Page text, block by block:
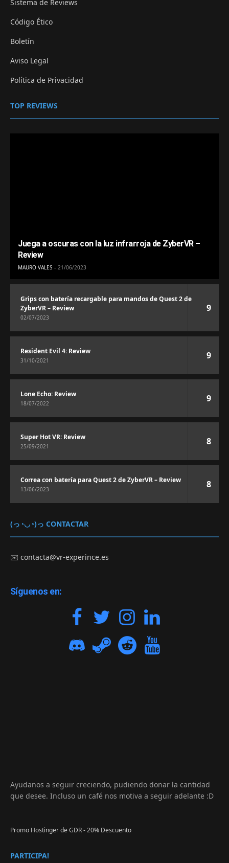
Sistema de Reviews
Código Ético
Boletín
Aviso Legal
Política de Privacidad
TOP REVIEWS
Juega a oscuras con la luz infrarroja de ZyberVR –
Review
MAURO VALES 21/06/2023
Grips con batería recargable para mandos de Quest 2 de
ZyberVR – Review
02/07/2023
9
Resident Evil 4: Review
31/10/2021 9
Lone Echo: Review
18/07/2022 9
Super Hot VR: Review
25/09/2021 8
Correa con batería para Quest 2 de ZyberVR – Review
13/06/2023 8
(っ◔◡◔)っ CONTACTAR
✉️contacta@vr-experince.es
Síguenos en:
Ayudanos a seguir creciendo, pudiendo donar la cantidad
que desee. Incluso un café nos motiva a seguir adelante :D
Promo Hostinger de GDR - 20% Descuento
PARTICIPA!